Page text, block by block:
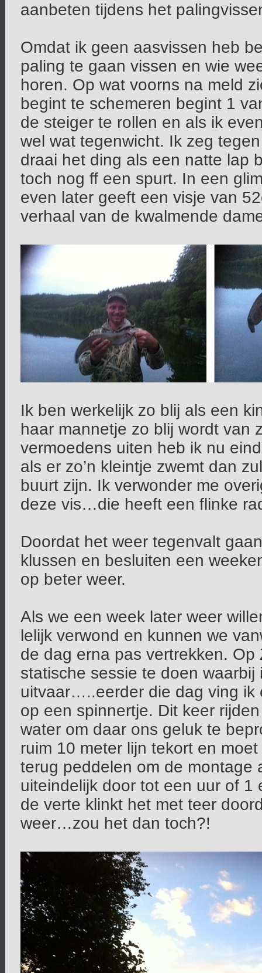
aanbeten tijdens het
Omdat ik geen aasvissen heb
paling te gaan vissen en wie
horen. Op wat voorns na meld
begint te schemeren begint 1
de steiger te rollen en als ik
wel wat tegenwicht. Ik zeg
draai het ding als een natte lap
toch nog ff een spurt. In een
even later geeft een visje van
verhaal van de kwalmende
Ik ben werkelijk zo blij als een
haar mannetje zo blij wordt van
vermoedens uiten heb ik nu
als er zo’n kleintje zwemt dan
buurt zijn. Ik verwonder me
deze vis…die heeft een flinke
Doordat het weer tegenvalt
klussen en besluiten een
op beter weer.
Als we een week later weer
lelijk verwond en kunnen we
de dag erna pas vertrekken.
statische sessie te doen
uitvaar…..eerder die dag ving ik
op een spinnertje. Dit keer
water om daar ons geluk te
ruim 10 meter lijn tekort en
terug peddelen om de montage
uiteindelijk door tot een uur of
de verte klinkt het met teer
weer…zou het dan toch?!